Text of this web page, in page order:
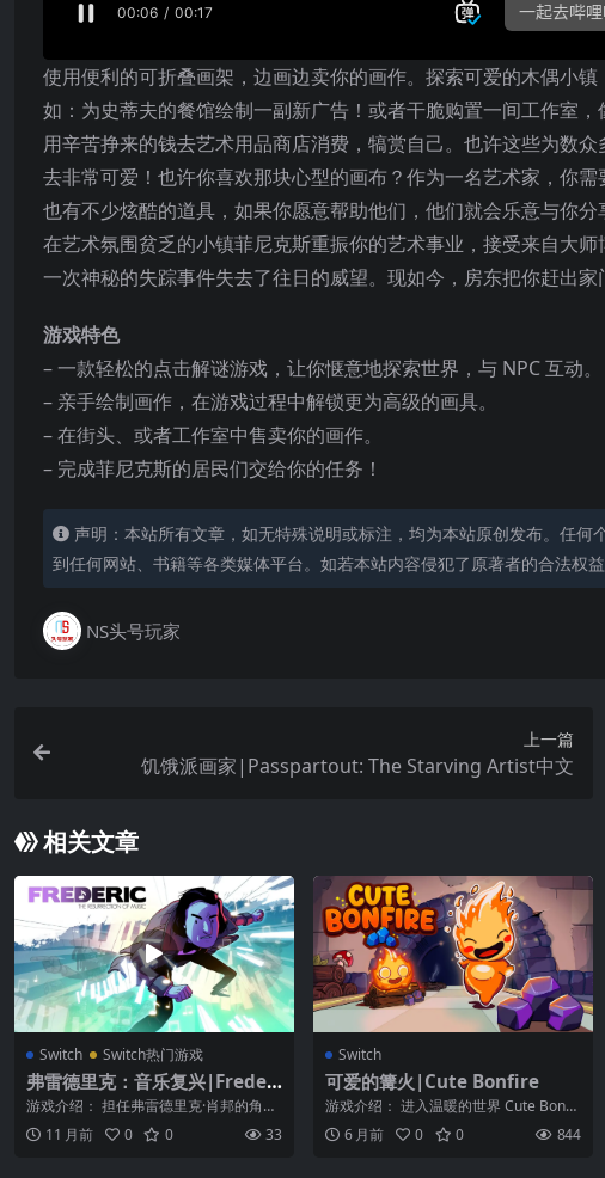
使用便利的可折叠画架，边画边卖你的画作。探索可爱的木偶小
如：为史蒂夫的餐馆绘制一副新广告！或者干脆购置一间工作室，
用辛苦挣来的钱去艺术用品商店消费，犒赏自己。也许这些为数
去非常可爱！也许你喜欢那块心型的画布？作为一名艺术家，你
也有不少炫酷的道具，如果你愿意帮助他们，他们就会乐意与你分
在艺术氛围贫乏的小镇菲尼克斯重振你的艺术事业，接受来自大
一次神秘的失踪事件失去了往日的威望。现如今，房东把你赶出
游戏特色
– 一款轻松的点击解谜游戏，让你惬意地探索世界，与 NPC 互动。
– 亲手绘制画作，在游戏过程中解锁更为高级的画具。
– 在街头、或者工作室中售卖你的画作。
– 完成菲尼克斯的居民们交给你的任务！
声明：本站所有文章，如无特殊说明或标注，均为本站原创发布。任
到任何网站、书籍等各类媒体平台。如若本站内容侵犯了原著者的合法权益
NS头号玩家
上一篇
饥饿派画家|Passpartout: The Starving Artist中文
相关文章
Switch Switch热门游戏
弗雷德里克：音乐复兴|Frederi
c: Resurrection of Music
游戏介绍： 担任弗雷德里克·肖邦的角
色，踏上独一无二的音乐冒险旅程。 弗
雷德里克...
11 月前 0 0 33
Switch
可爱的篝火|Cute Bonfire
游戏介绍： 进入温暖的世界 Cute Bonfir
e，这是一款迷人的像素风格益智...
6 月前 0 0 844